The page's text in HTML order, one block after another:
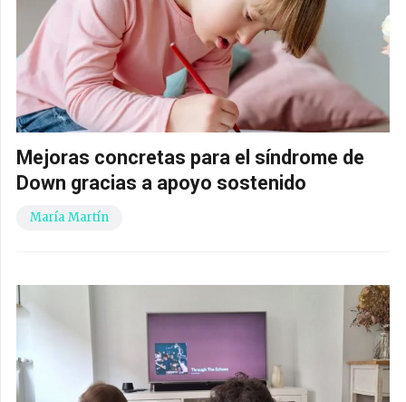
Mejoras concretas para el síndrome de
Down gracias a apoyo sostenido
María Martín